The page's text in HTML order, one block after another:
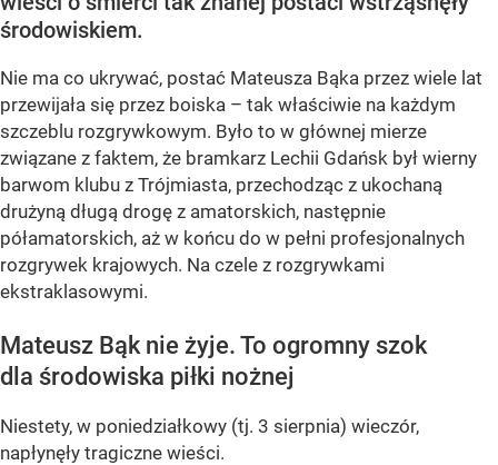
środowiskiem.
Nie ma co ukrywać, postać Mateusza Bąka przez wiele lat
przewijała się przez boiska – tak właściwie na każdym
szczeblu rozgrywkowym. Było to w głównej mierze
związane z faktem, że bramkarz Lechii Gdańsk był wierny
barwom klubu z Trójmiasta, przechodząc z ukochaną
drużyną długą drogę z amatorskich, następnie
półamatorskich, aż w końcu do w pełni profesjonalnych
rozgrywek krajowych. Na czele z rozgrywkami
ekstraklasowymi.
Mateusz Bąk nie żyje. To ogromny szok
dla środowiska piłki nożnej
Niestety, w poniedziałkowy (tj. 3 sierpnia) wieczór,
napłynęły tragiczne wieści.